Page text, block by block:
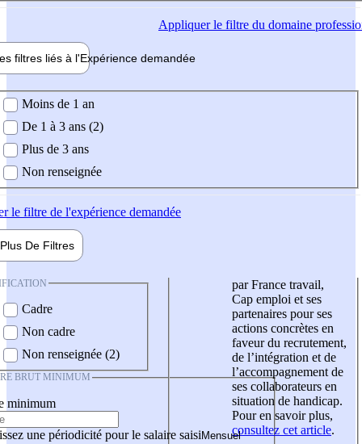
Appliquerle filtre du domaine
filtres liés à l'Expérience demandée
demandée
Moins de 1 an
De 1 à 3 ans (2)
Plus de 3 ans
Non renseignée
le filtre de l'expérience demandée
Plus De Filtres
Cadre
Non cadre
Non renseignée (2)
BRUT MINIMUM
minimum
une périodicité pour le salaire saisi
par France travail,
Cap emploi et ses
partenaires pour ses
actions concrètes en
faveur du recrutement,
de l’intégration et de
l’accompagnement de
ses collaborateurs en
situation de handicap.
Pour en savoir plus,
consultez cet article.